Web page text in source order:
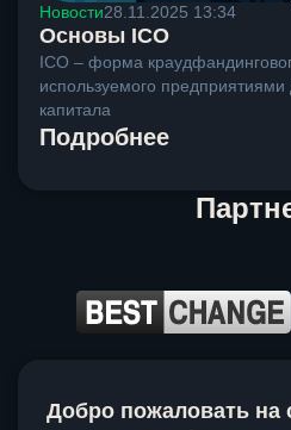
Новости28.11.2025 13:34
Основы ICO
ICO – форма
используемого
капитала
Подробнее
Добро пожаловать на